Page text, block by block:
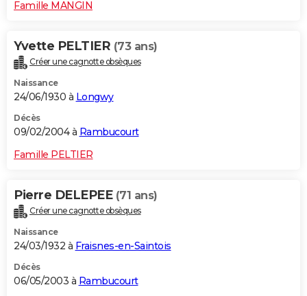
Famille MANGIN
Yvette PELTIER (73 ans)
Créer une cagnotte obsèques
Naissance
24/06/1930 à Longwy
Décès
09/02/2004 à Rambucourt
Famille PELTIER
Pierre DELEPEE (71 ans)
Créer une cagnotte obsèques
Naissance
24/03/1932 à Fraisnes-en-Saintois
Décès
06/05/2003 à Rambucourt